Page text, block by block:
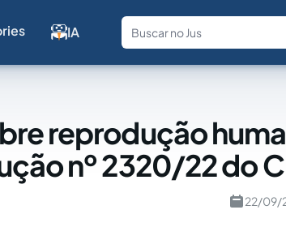
IA
Fale com a IA
reprodução
nº 2320/22 do
22/09/